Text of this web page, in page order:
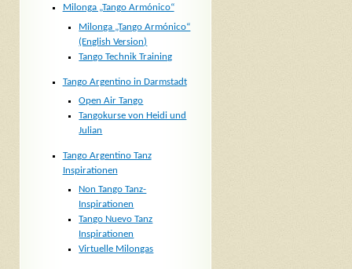
Milonga „Tango Armónico“
Milonga „Tango Armónico“
(English Version)
Tango Technik Training
Tango Argentino in Darmstadt
Open Air Tango
Tangokurse von Heidi und
Julian
Tango Argentino Tanz
Inspirationen
Non Tango Tanz-
Inspirationen
Tango Nuevo Tanz
Inspirationen
Virtuelle Milongas